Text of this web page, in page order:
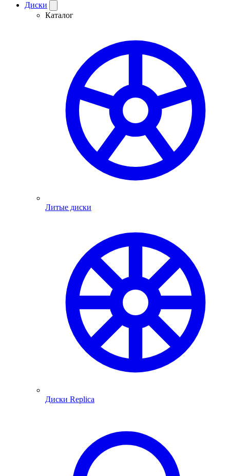
Диски
Каталог
Литые диски
Диски Replica